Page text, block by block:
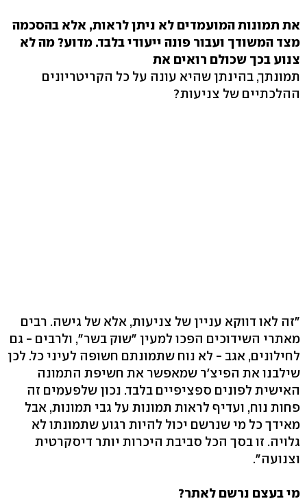
את תמונות המועמדים לא ניתן לראות, אלא בהסכמה
מצד המשודך ועבור פונה ייעודי בלבד. מדוע? מה לא
צנוע בכך שכולם רואים את
תמונתך, בהינתן שהיא עונה על כל הקריטריונים
ההלכתיים של צניעות?
"זה לאו דווקא עניין של צניעות, אלא של גישה. רבים
מאתרי השידוכים הפכו למעין "שוק בשר", ולרבים - גם
לחילונים, אגב - לא נוח שתמונתם חשופה לעיני כל. לכן
שילבנו את הפיצ'ר שמאפשר את חשיפת התמונה
האישית לפונים ספציפיים בלבד. נכון שלפעמים זה
פחות נוח, ועדיף לראות תמונות על גבי תמונות, אבל
מאידך כל מי שנרשם יכול להיות רגוע שתמונתו לא
גלויה. זו בסך הכל סביבת היכרות יותר דיסקרטית
וצנועה".
מי בעצם נרשם לאתר?